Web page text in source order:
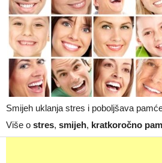
Smijeh uklanja stres i poboljšava
Više o stres, smijeh, kratkoročno